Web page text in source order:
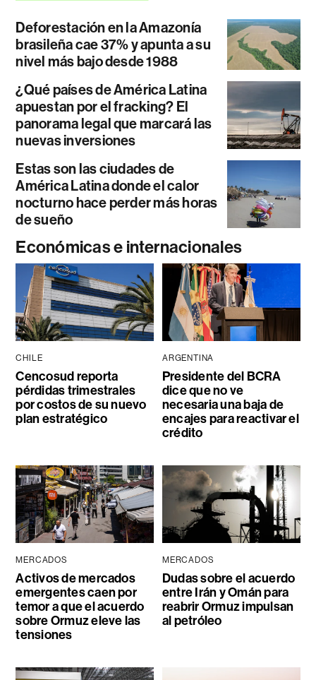
Deforestación en la Amazonía
brasileña cae 37% y apunta a su
nivel más bajo desde 1988
¿Qué países de América Latina
apuestan por el fracking? El
panorama legal que marcará las
nuevas inversiones
Estas son las ciudades de
América Latina donde el calor
nocturno hace perder más horas
de sueño
Económicas e internacionales
CHILE
Cencosud reporta
pérdidas trimestrales
por costos de su nuevo
plan estratégico
ARGENTINA
Presidente del BCRA
dice que no ve
necesaria una baja de
encajes para reactivar el
crédito
MERCADOS
Activos de mercados
emergentes caen por
temor a que el acuerdo
sobre Ormuz eleve las
tensiones
MERCADOS
Dudas sobre el acuerdo
entre Irán y Omán para
reabrir Ormuz impulsan
al petróleo